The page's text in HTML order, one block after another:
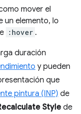
mover el
un elemento, lo
:hover .
duración
y pueden
que
pintura (INP) de
Style de